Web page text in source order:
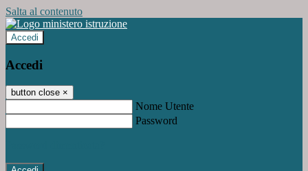
Salta al contenuto
Accedi
Accedi
button close ×
Nome Utente
Password